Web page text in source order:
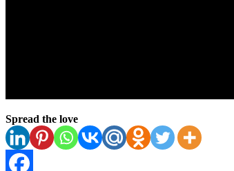
Spread the love